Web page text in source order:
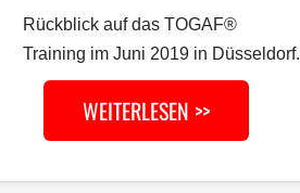
Rückblick auf das TOGAF®
Training im Juni 2019 in Düsseldorf.
WEITERLESEN >>